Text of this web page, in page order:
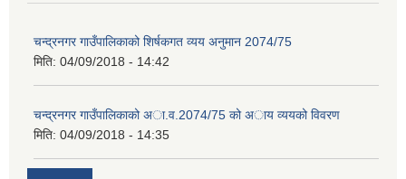
चन्द्रनगर गाउँपालिकाको शिर्षकगत व्यय अनुमान 2074/75
मिति: 04/09/2018 - 14:42
चन्द्रनगर गाउँपालिकाको अा‍‍‍.व.2074/75 को अाय व्ययको विवरण
मिति: 04/09/2018 - 14:35